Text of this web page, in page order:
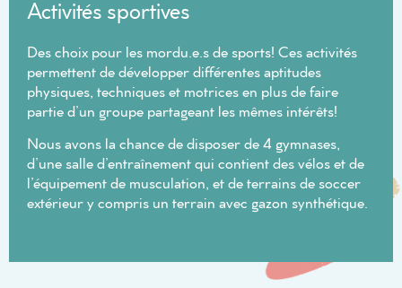
Activités sportives
Des choix pour les mordu.e.s de sports! Ces activités
permettent de développer différentes aptitudes
physiques, techniques et motrices en plus de faire
partie d’un groupe partageant les mêmes intérêts!
Nous avons la chance de disposer de 4 gymnases,
d’une salle d’entraînement qui contient des vélos et de
l’équipement de musculation, et de terrains de soccer
extérieur y compris un terrain avec gazon synthétique.